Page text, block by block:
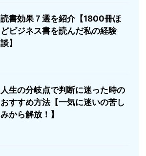
読書効果７選を紹介【1800冊ほ
どビジネス書を読んだ私の経験
談】
人生の分岐点で判断に迷った時の
おすすめ方法【一気に迷いの苦し
みから解放！】